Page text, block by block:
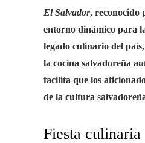
El Salvador, reconocido
entorno dinámico para
legado culinario del
la cocina salvadoreña
facilita que los
de la cultura
Fiesta culinaria